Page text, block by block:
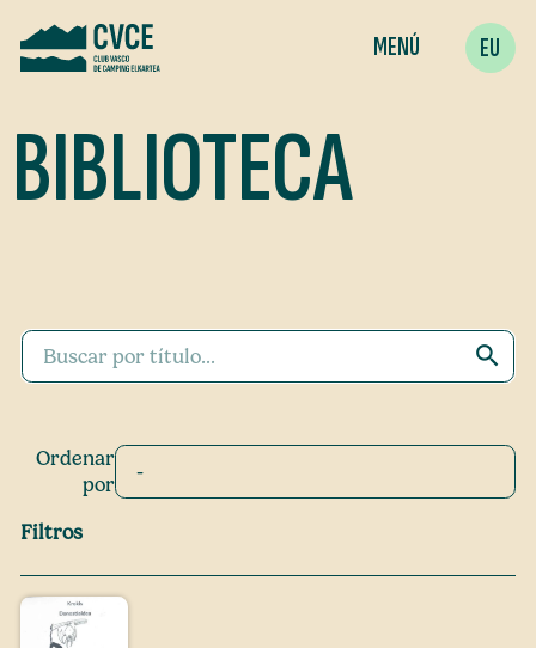
MENÚ EU
BIBLIOTECA
search
Ordenar
por
Filtros